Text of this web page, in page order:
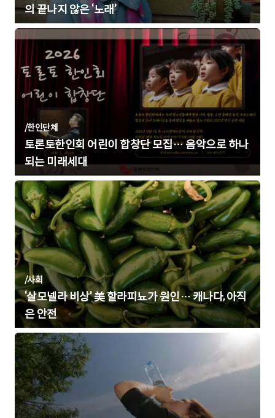
의 끝나지 않은 ‘노래’
/한인단체
토론토한인회 어린이 합창단 모집… 음악으로 하나
되는 미래세대
/사회
‘살모넬라 비상’ 美 할라피뇨가 원인… 캐나다, 아직
은 안전